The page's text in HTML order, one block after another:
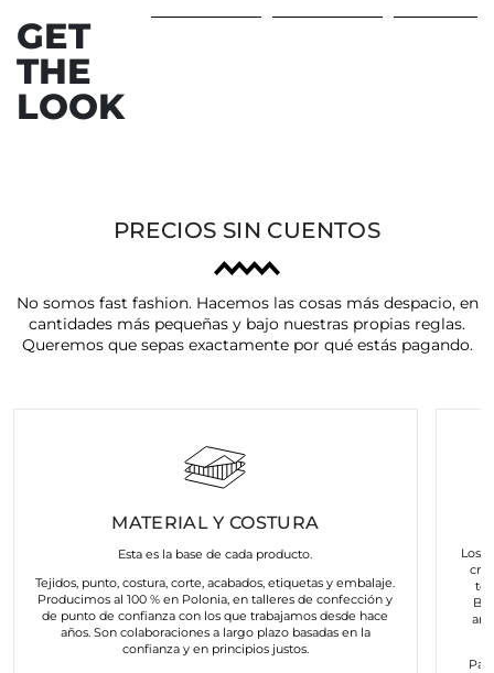
GET
THE
LOOK
PRECIOS SIN CUENTOS
No somos fast fashion. Hacemos las cosas más despacio, en
cantidades más pequeñas y bajo nuestras propias reglas.
Queremos que sepas exactamente por qué estás pagando.
MATERIAL Y COSTURA
Esta es la base de cada producto.
Tejidos, punto, costura, corte, acabados, etiquetas y embalaje.
Producimos al 100 % en Polonia, en talleres de confección y
de punto de confianza con los que trabajamos desde hace
años. Son colaboraciones a largo plazo basadas en la
confianza y en principios justos.
Los